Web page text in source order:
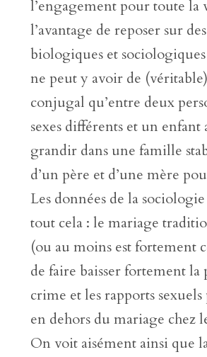
l’engagement pour toute la
l’avantage de reposer sur
biologiques et sociologiques
ne peut y avoir de
conjugal qu’entre deux
sexes différents et un enfant
grandir dans une famille
d’un père et d’une mère
Les données de la
tout cela : le mariage
(ou au moins est fortement
de faire baisser fortement la
crime et les rapports sexuels
en dehors du mariage chez
On voit aisément ainsi que